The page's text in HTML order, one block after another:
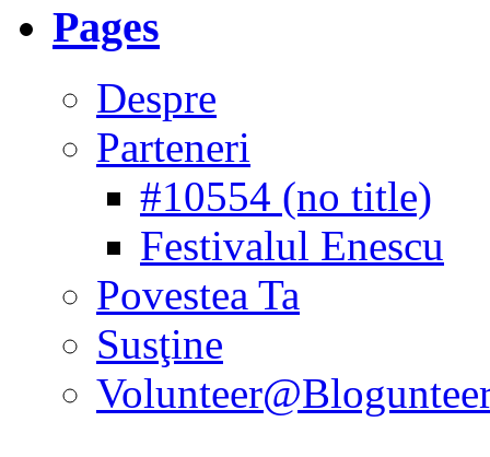
Pages
Despre
Parteneri
#10554 (no title)
Festivalul Enescu
Povestea Ta
Susţine